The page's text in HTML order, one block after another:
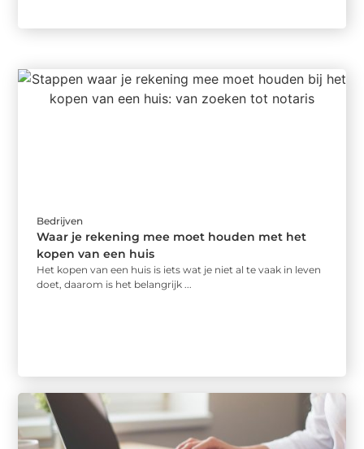
Bedrijven
Waar je rekening mee moet houden met het
kopen van een huis
Het kopen van een huis is iets wat je niet al te vaak in leven
doet, daarom is het belangrijk ...